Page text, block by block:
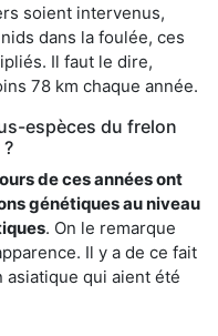
soient intervenus,
dans la foulée, ces
Il faut le dire,
78 km chaque année.
espèces du frelon
de ces années ont
génétiques au niveau
. On le remarque
Il y a de ce fait
qui aient été